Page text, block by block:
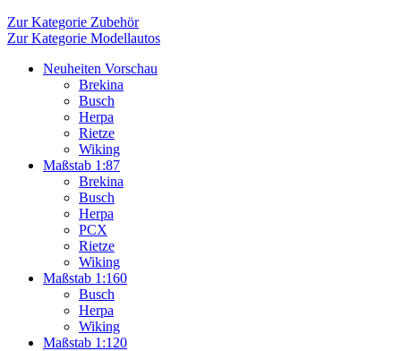
Zur Kategorie Zubehör
Zur Kategorie Modellautos
Neuheiten Vorschau
Brekina
Busch
Herpa
Rietze
Wiking
Maßstab 1:87
Brekina
Busch
Herpa
PCX
Rietze
Wiking
Maßstab 1:160
Busch
Herpa
Wiking
Maßstab 1:120